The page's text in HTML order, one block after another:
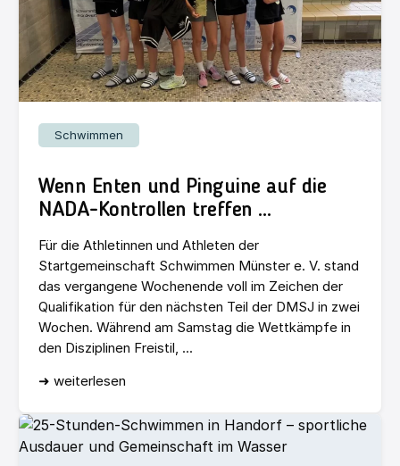
Schwimmen
Wenn Enten und Pinguine auf die
NADA-Kontrollen treffen …
Für die Athletinnen und Athleten der
Startgemeinschaft Schwimmen Münster e. V. stand
das vergangene Wochenende voll im Zeichen der
Qualifikation für den nächsten Teil der DMSJ in zwei
Wochen. Während am Samstag die Wettkämpfe in
den Disziplinen Freistil, ...
➜ weiterlesen